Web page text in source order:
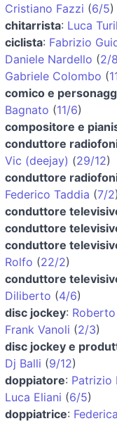
Cristiano Fazzi (6/5)
chitarrista: Luca
ciclista: Fabrizio
Daniele Nardello (2/8
Gabriele Colombo (
comico e
Bagnato (11/6)
compositore e
conduttore
Vic (deejay) (29/12)
conduttore
Federico Taddia (7/2)
conduttore
conduttore
conduttore
Rolfo (22/2)
conduttore
Diliberto (4/6)
disc jockey:
Frank Vanoli (2/3)
disc jockey e
Dj Balli (9/12)
doppiatore: Patrizio
Luca Eliani (6/5)
doppiatrice: